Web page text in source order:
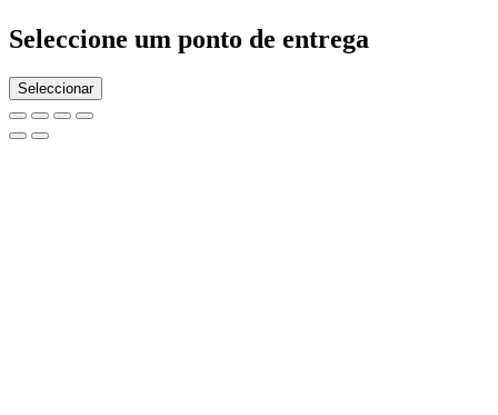
Seleccione um ponto de entrega
Seleccionar